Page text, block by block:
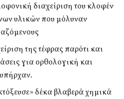
διαχείριση του κλοφέν
υλικών που μόλυναν
της τέφρας παρότι και
για ορθολογική και
δέκα βλαβερά χημικά